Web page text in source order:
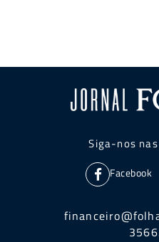
Siga-nos
Facebook